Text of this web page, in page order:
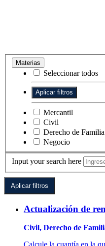
Materias
Seleccionar todos
Mercantil
Civil
Derecho de Familia
Negocio
Input your search here
Actualización de
Civil, Derecho de